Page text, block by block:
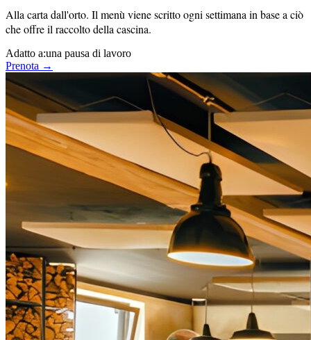
Alla carta dall'orto. Il menù viene scritto ogni settimana in base a ciò
che offre il raccolto della cascina.
Adatto a:una pausa di lavoro
Prenota →